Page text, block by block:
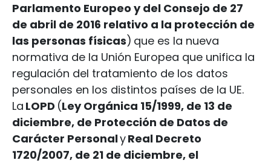
Parlamento Europeo y del Consejo de 27
de abril de 2016 relativo a la protección de
las personas físicas) que es la nueva
normativa de la Unión Europea que unifica la
regulación del tratamiento de los datos
personales en los distintos países de la UE.
La LOPD (Ley Orgánica 15/1999, de 13 de
diciembre, de Protección de Datos de
Carácter PersonalyReal Decreto
1720/2007, de 21 de diciembre, el